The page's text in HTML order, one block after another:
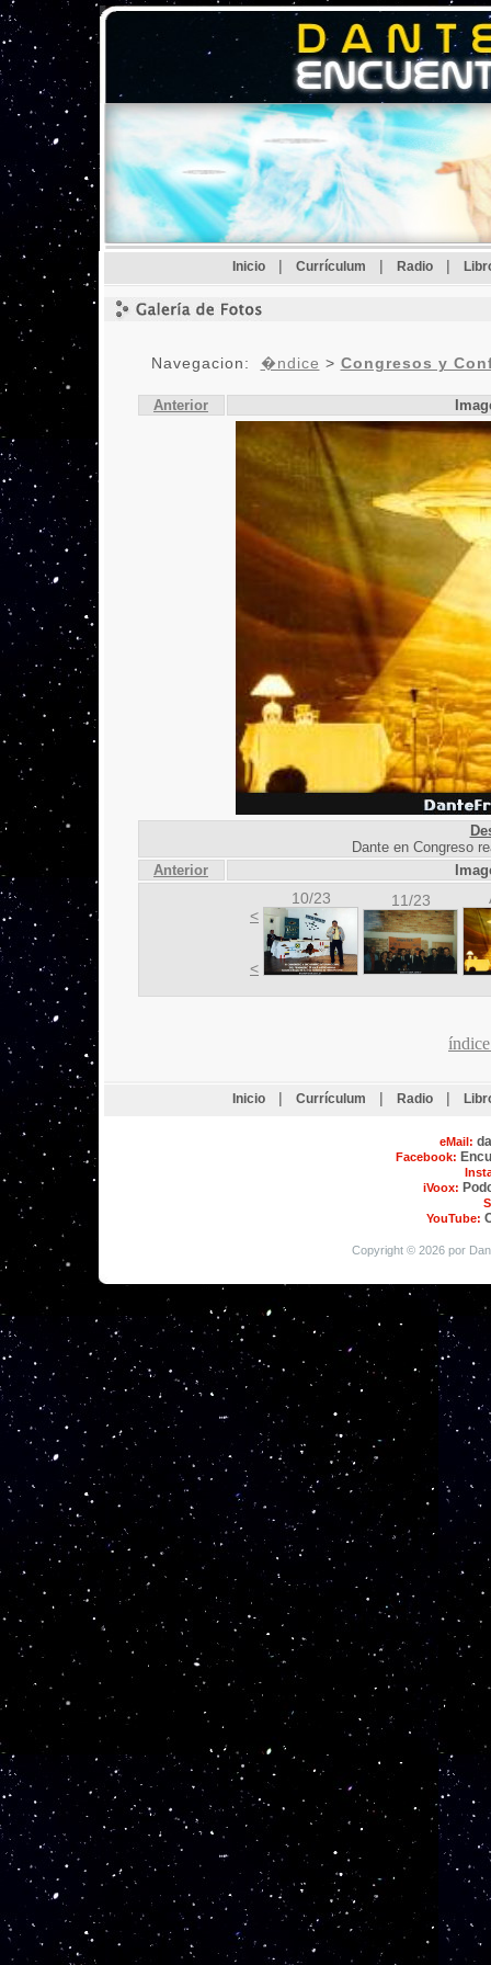
Inicio | Currículum | Radio |
Navegacion: �ndice > Congresos y
Anterior
Dante en Congreso
Anterior
<
<
10/23 11/23
Inicio | Currículum | Radio |
eMail:
Facebook:
iVoox:
YouTube:
Copyright © 2026 por